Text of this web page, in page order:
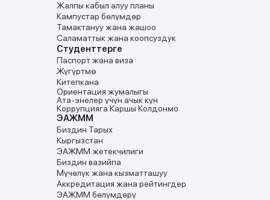
Жалпы кабыл алуу планы
Кампустар бѳлүмдѳр
Тамактануу жана жашоо
Саламаттык жана коопсуздук
Студенттерге
Паспорт жана виза
Жүгүртмө
Китепкана
Ориентация жумалыгы
Ата-энелер үчүн ачык күн
Коррупцияга Каршы Колдонмо
ЭАЖММ
Биздин Тарых
Кыргызстан
ЭАЖММ жетекчилиги
Биздин вазийпа
Мүчѳлүк жана кызматташуу
Аккредитация жана рейтингдер
ЭАЖММ бѳлүмдѳрү